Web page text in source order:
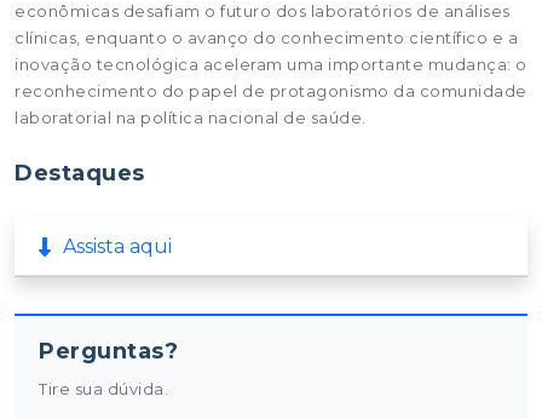
econômicas desafiam o futuro dos laboratórios de análises
clínicas, enquanto o avanço do conhecimento científico e a
inovação tecnológica aceleram uma importante mudança: o
reconhecimento do papel de protagonismo da comunidade
laboratorial na política nacional de saúde.
Destaques
Assista aqui
Perguntas?
Tire sua dúvida.